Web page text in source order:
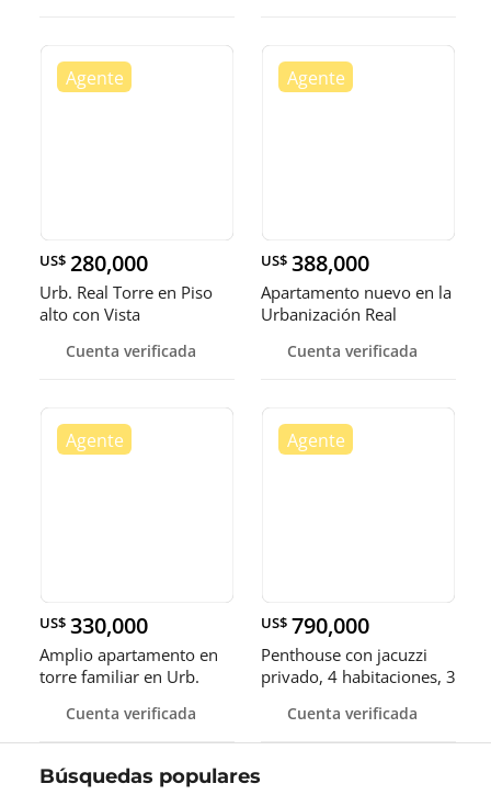
US$ 280,000
Urb. Real Torre en Piso
alto con Vista
sociales imponentes
Cuenta verificada
US$ 388,000
Apartamento nuevo en la
Urbanización Real
Cuenta verificada
US$ 330,000
Amplio apartamento en
torre familiar en Urb.
Cuenta verificada
US$ 790,000
Penthouse con jacuzzi
privado, 4 habitaciones, 3
Cuenta verificada
Búsquedas populares